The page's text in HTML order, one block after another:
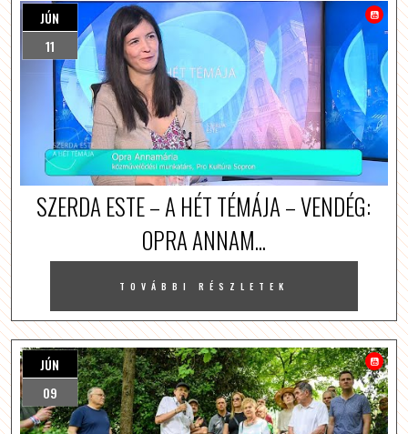
JÚN
11
SZERDA ESTE – A HÉT TÉMÁJA – VENDÉG:
OPRA ANNAM...
TOVÁBBI RÉSZLETEK
JÚN
09